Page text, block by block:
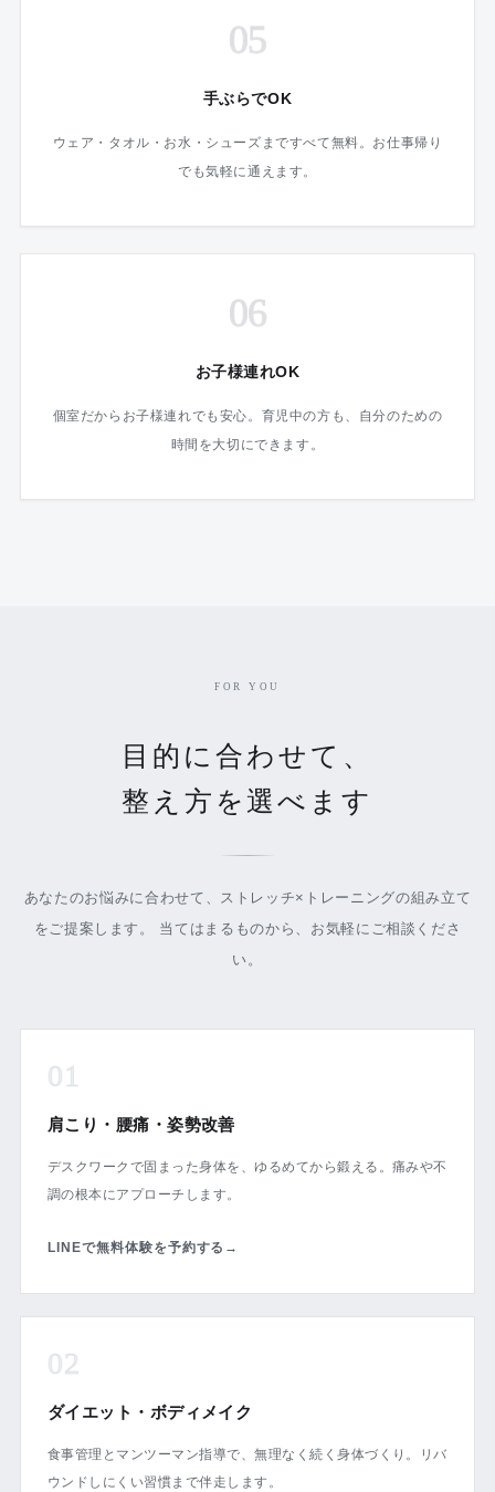
05
手ぶらでOK
ウェア・タオル・お水・シューズまですべて無料。お仕事帰り
でも気軽に通えます。
06
お子様連れOK
個室だからお子様連れでも安心。育児中の方も、自分のための
時間を大切にできます。
FOR YOU
目的に合わせて、
整え方を選べます
あなたのお悩みに合わせて、ストレッチ×トレーニングの組み立て
をご提案します。 当てはまるものから、お気軽にご相談くださ
い。
01
肩こり・腰痛・姿勢改善
デスクワークで固まった身体を、ゆるめてから鍛える。痛みや不
調の根本にアプローチします。
LINEで無料体験を予約する →
02
ダイエット・ボディメイク
食事管理とマンツーマン指導で、無理なく続く身体づくり。リバ
ウンドしにくい習慣まで伴走します。